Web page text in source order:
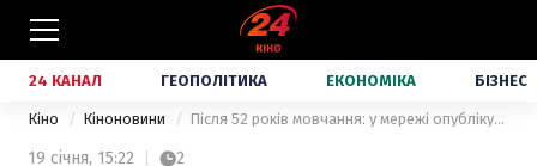
24 КАНАЛ ГЕОПОЛІТИКА ЕКОНОМІКА БІЗНЕС
Кіно Кіноновини Після 52 років мовчання: у мережі опублікували трек, який не увійшов до фільму Стенлі Кубрика
19 січня, 15:22 2